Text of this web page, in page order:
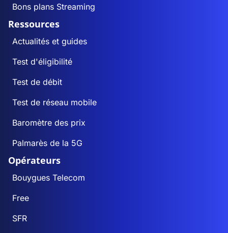
Bons plans Streaming
Ressources
Actualités et guides
Test d'éligibilité
Test de débit
Test de réseau mobile
Baromètre des prix
Palmarès de la 5G
Opérateurs
Bouygues Telecom
Free
SFR